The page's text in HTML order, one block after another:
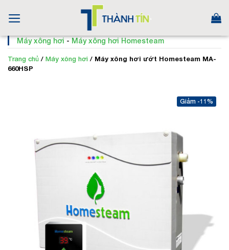
Máy xông hơi-Máy xông hơi Homesteam
Trang chủ / Máy xông hơi / Máy xông hơi ướt Homesteam MA-
660HSP
-11%